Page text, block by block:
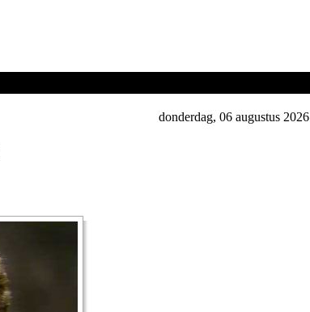
donderdag, 06 augustus 2026